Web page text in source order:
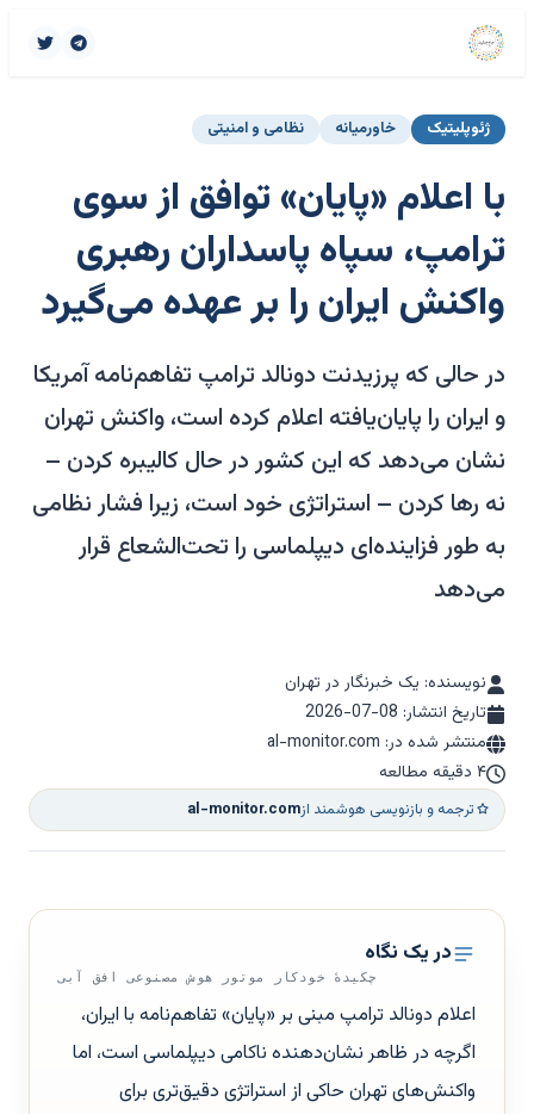
ژئوپلیتیک خاورمیانه نظامی و امنیتی
با اعلام «پایان» توافق از سوی
ترامپ، سپاه پاسداران رهبری
واکنش ایران را بر عهده می‌گیرد
در حالی که پرزیدنت دونالد ترامپ تفاهم‌نامه آمریکا
و ایران را پایان‌یافته اعلام کرده است، واکنش تهران
نشان می‌دهد که این کشور در حال کالیبره کردن –
نه رها کردن – استراتژی خود است، زیرا فشار نظامی
به طور فزاینده‌ای دیپلماسی را تحت‌الشعاع قرار
می‌دهد
نویسنده: یک خبرنگار در تهران
تاریخ انتشار: 2026-07-08
منتشر شده در: al-monitor.com
۴ دقیقه مطالعه
ترجمه و بازنویسی هوشمند ازal-monitor.com
در یک نگاه
چکیدهٔ خودکار موتور هوش مصنوعی افق آبی
اعلام دونالد ترامپ مبنی بر «پایان» تفاهم‌نامه با ایران،
اگرچه در ظاهر نشان‌دهنده ناکامی دیپلماسی است، اما
واکنش‌های تهران حاکی از استراتژی دقیق‌تری برای